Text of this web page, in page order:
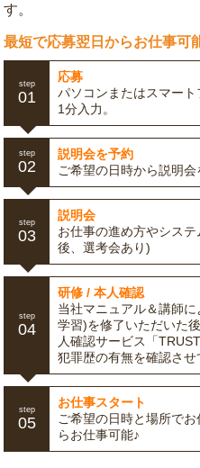
す。
最短で応募翌日からお仕事可
step
01
応募
パソコンまたはスマー
1分入力。
step
02
説明会を予約
ご希望の日時から説明会
step
03
説明会
お仕事の進め方やシス
後、選考会あり)
step
04
研修 / 本人確認
当社マニュアル＆講師
学習)を修了いただいた
人確認サービス「
犯罪歴の有無を確認させ
step
05
お仕事スタート
ご希望の日時と場所で
らお仕事可能♪